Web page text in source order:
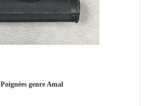
Poignées genre Amal